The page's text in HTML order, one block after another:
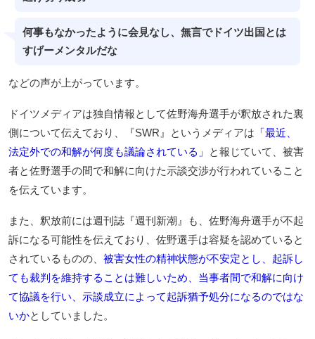
何事もなかったように会見なし、無言でドイツ出国とは
すげーメンタルだな
などの声が上がっています。
ドイツメディアは独自情報として佐野海舟選手が釈放された裏
側について伝えており、『SWR』というメディアは 「最近、
法定外での和解が何度も議論されている」
と報じていて、被害
者と佐野選手の間で和解に向けた示談交渉が行われていること
を伝えています。
また、釈放前には週刊誌『週刊新潮』も、佐野海舟選手が不起
訴になる可能性を伝えており、佐野選手は容疑を認めていると
されているものの、 被害女性の精神状態が不安定とし、起訴し
ても裁判を維持することは難しいため、当事者間で和解に向け
て協議を行い、示談成立によって起訴猶予処分になるのではな
いかとしていました。